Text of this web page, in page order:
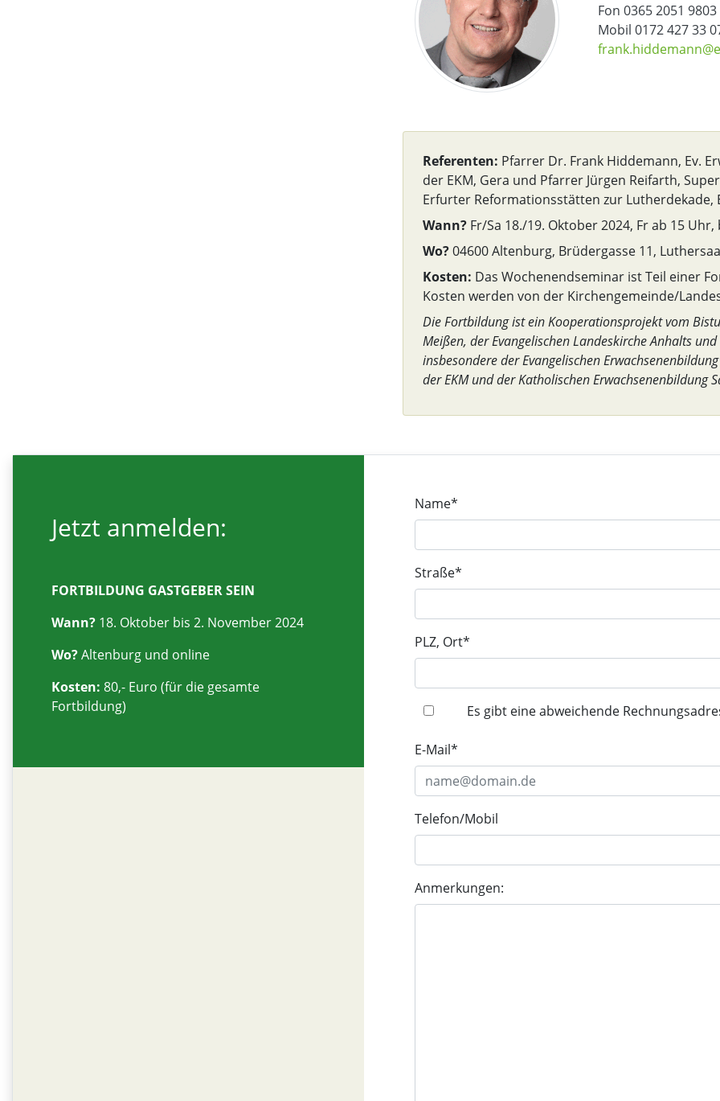
Fon 0365 2051 9803
Mobil 0172 427 33
Referenten: Pfarrer Dr. Frank Hiddemann, Ev.
der EKM, Gera und Pfarrer Jürgen Reifarth,
Erfurter Reformationsstätten zur Lutherdekade,
Wann? Fr/Sa 18./19. Oktober 2024, Fr ab 15 Uhr,
Wo?04600 Altenburg, Brüdergasse 11,
Kosten: Das Wochenendseminar ist Teil einer
Kosten werden von der Kirchengemeinde/
Die Fortbildung ist ein Kooperationsprojekt vom
Meißen, der Evangelischen Landeskirche Anhalts
insbesondere der Evangelischen
der EKM und der Katholischen Erwachsenenbildung
Jetzt anmelden:
FORTBILDUNG GASTGEBER SEIN
Wann? 18. Oktober bis 2. November 2024
Wo?Altenburg und online
Kosten: 80,- Euro (für die gesamte
Fortbildung)
Name*
Straße*
PLZ, Ort*
Es gibt eine abweichende
E-Mail*
Telefon/Mobil
Anmerkungen: